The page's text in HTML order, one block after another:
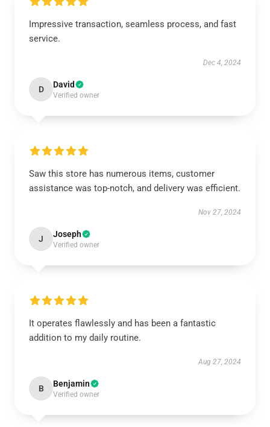
Impressive transaction, seamless process, and fast
service.
Dec 4, 2024
D David
Verified owner
Saw this store has numerous items, customer
assistance was top-notch, and delivery was efficient.
Nov 27, 2024
J Joseph
Verified owner
It operates flawlessly and has been a fantastic
addition to my daily routine.
Aug 27, 2024
B Benjamin
Verified owner